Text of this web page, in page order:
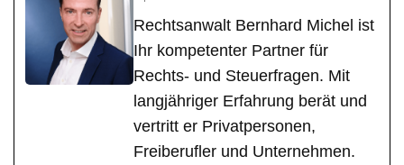
Rechtsanwalt Bernhard Michel ist
Ihr kompetenter Partner für
Rechts- und Steuerfragen. Mit
langjähriger Erfahrung berät und
vertritt er Privatpersonen,
Freiberufler und Unternehmen.